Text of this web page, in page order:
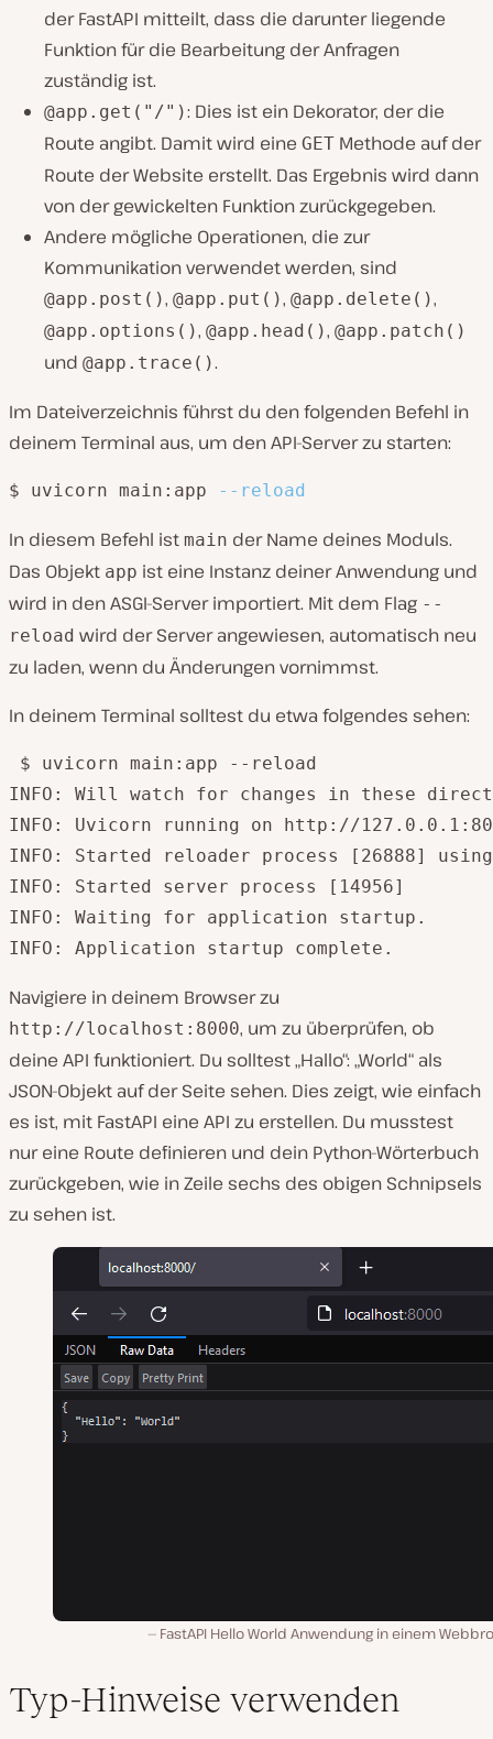
der FastAPI mitteilt, dass die darunter liegende
Funktion für die Bearbeitung der Anfragen
zuständig ist.
@app.get("/"): Dies ist ein Dekorator, der die
Route angibt. Damit wird eine GET Methode auf der
Route der Website erstellt. Das Ergebnis wird dann
von der gewickelten Funktion zurückgegeben.
Andere mögliche Operationen, die zur
Kommunikation verwendet werden, sind
@app.post(), @app.put(), @app.delete(),
@app.options(), @app.head(), @app.patch()
und @app.trace().
Im Dateiverzeichnis führst du den folgenden Befehl in
deinem Terminal aus, um den API-Server zu starten:
$ uvicorn main:app --reload
In diesem Befehl ist main der Name deines Moduls.
Das Objekt app ist eine Instanz deiner Anwendung und
wird in den ASGI-Server importiert. Mit dem Flag --
reload wird der Server angewiesen, automatisch neu
zu laden, wenn du Änderungen vornimmst.
In deinem Terminal solltest du etwa folgendes sehen:
$ uvicorn main:app --reload
INFO: Will watch for changes in these
INFO: Uvicorn running on http://
INFO: Started reloader process [26888]
INFO: Started server process [14956]
INFO: Waiting for application startup.
Navigiere in deinem Browser zu
http://localhost:8000, um zu überprüfen, ob
deine API funktioniert. Du solltest „Hallo“: „World“ als
JSON-Objekt auf der Seite sehen. Dies zeigt, wie einfach
es ist, mit FastAPI eine API zu erstellen. Du musstest
nur eine Route definieren und dein Python-Wörterbuch
zurückgeben, wie in Zeile sechs des obigen Schnipsels
zu sehen ist.
FastAPI Hello World Anwendung in einem
Typ-Hinweise verwenden